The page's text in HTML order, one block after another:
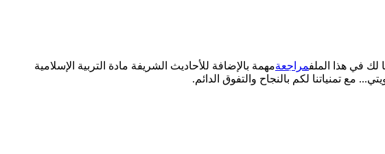
في هذا الملفمراجعةمهمة بالإضافة للأحاديث الشريفة مادة التربية الإسلامية